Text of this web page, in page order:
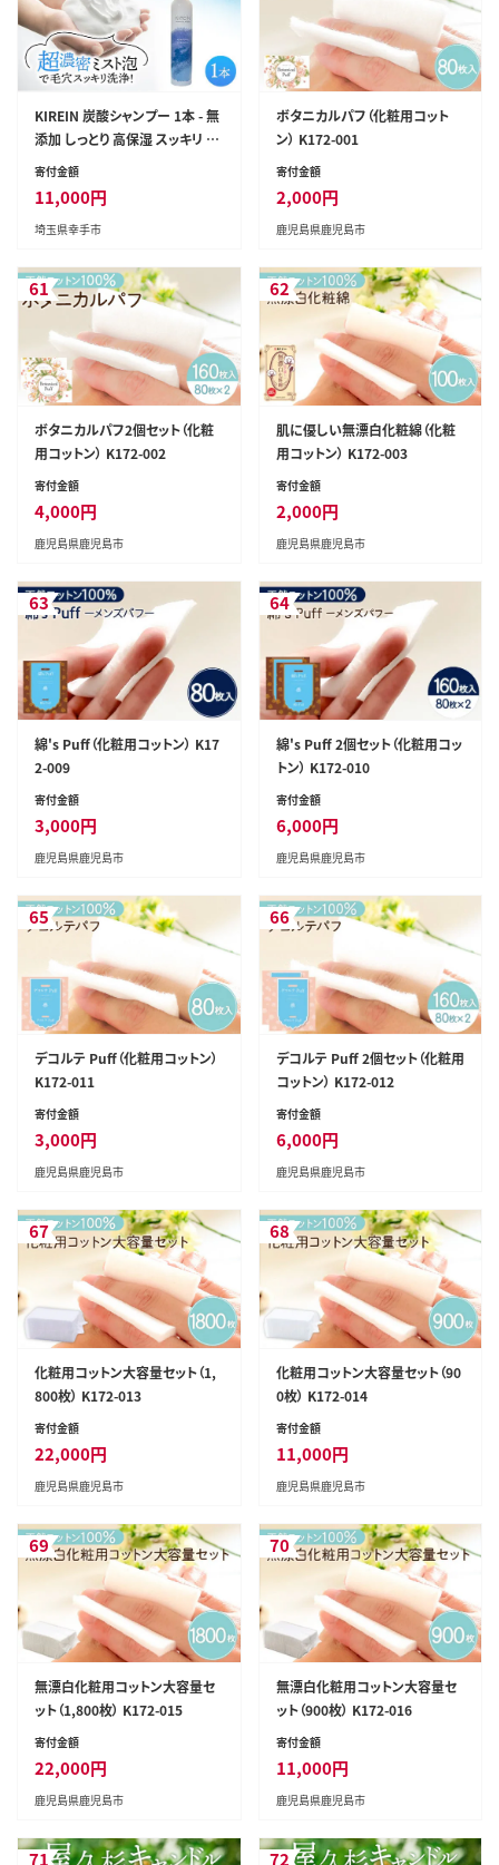
KIREIN 炭酸シャンプー 1本 - 無
添加 しっとり 高保湿 スッキリ 癒
し シャンプー 炭酸シャンプー ヘ
KIREIN
寄付金額
11,000円
埼玉県幸手市
ボタニカルパフ（化粧用コット
ン） K172-001
寄付金額
2,000円
鹿児島県鹿児島市
61
ボタニカルパフ2個セット（化粧
用コットン） K172-002
寄付金額
4,000円
鹿児島県鹿児島市
62
肌に優しい無漂白化粧綿（化粧
用コットン） K172-003
寄付金額
2,000円
鹿児島県鹿児島市
63
綿's Puff（化粧用コットン） K17
2-009
寄付金額
3,000円
鹿児島県鹿児島市
64
綿's Puff 2個セット（化粧用コッ
トン） K172-010
寄付金額
6,000円
鹿児島県鹿児島市
65
デコルテ Puff（化粧用コットン）
K172-011
寄付金額
3,000円
鹿児島県鹿児島市
66
デコルテ Puff 2個セット（化粧用
コットン） K172-012
寄付金額
6,000円
鹿児島県鹿児島市
67
化粧用コットン大容量セット（1,
800枚） K172-013
寄付金額
22,000円
鹿児島県鹿児島市
68
化粧用コットン大容量セット（90
0枚） K172-014
寄付金額
11,000円
鹿児島県鹿児島市
69
無漂白化粧用コットン大容量セ
ット（1,800枚） K172-015
寄付金額
22,000円
鹿児島県鹿児島市
70
無漂白化粧用コットン大容量セ
ット（900枚） K172-016
寄付金額
11,000円
鹿児島県鹿児島市
71 72